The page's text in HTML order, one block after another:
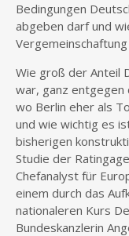
Bedingungen
abgeben darf und
Wie groß der Anteil
war, ganz entgegen
wo Berlin eher als
und wie wichtig es
bisherigen
Studie der
Chefanalyst für
einem durch das
nationaleren Kurs
Bundeskanzlerin